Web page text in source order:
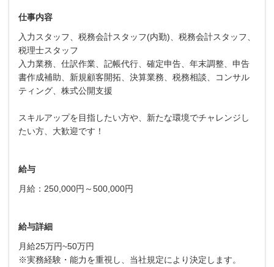
仕事内容
入力スタッフ、税務会計スタッフ(内勤)、税務会計スタッフ、
税理士スタッフ
入力業務、仕訳作業、記帳代行、確定申告、年末調整、申告
書作成補助、新規顧客開拓、決算業務、税務相談、コンサル
ティング、株式公開支援
スキルアップを目指したい方や、新たな環境でチャレンジし
たい方、大歓迎です！
給与
月給：250,000円～500,000円
給与詳細
月給25万円~50万円
※実務経験・能力を重視し、当社規定により決定します。